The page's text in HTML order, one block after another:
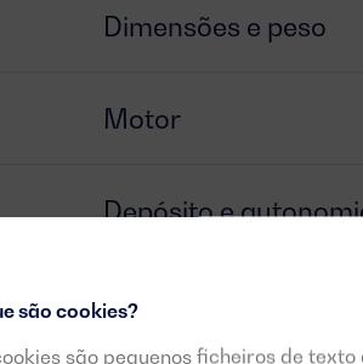
são cookies?
são pequenos ficheiros de texto
Dimensões e peso
Motor
Depósito e
Alternador